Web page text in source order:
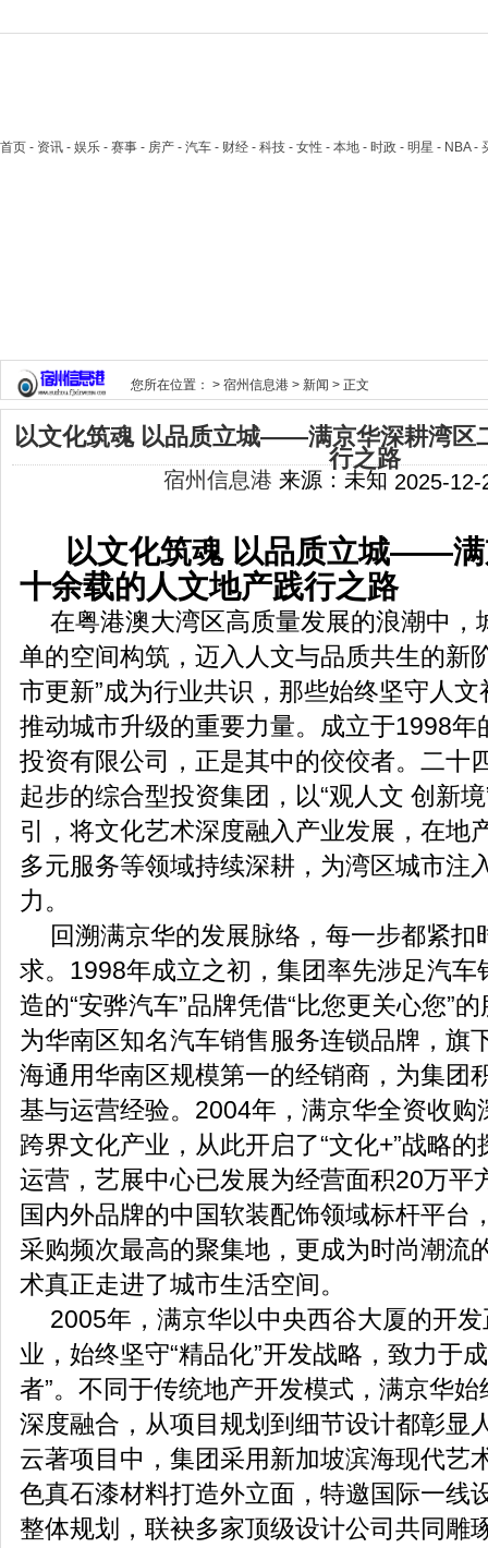
首页 - 资讯 - 娱乐 - 赛事 - 房产 - 汽车 - 财经 - 科技 - 女性 - 本地 - 时政 - 明星 - NBA
您所在位置： > 宿州信息港 > 新闻 > 正文
以文化筑魂 以品质立城——满京华深耕湾区
行之路
宿州信息港 来源：未知 2025-12-
以文化筑魂 以品质立城——满
十余载的人文地产践行之路
在粤港澳大湾区高质量发展的浪潮中，
单的空间构筑，迈入人文与品质共生的新
市更新”成为行业共识，那些始终坚守人
推动城市升级的重要力量。成立于1998年
投资有限公司，正是其中的佼佼者。二十
起步的综合型投资集团，以“观人文 创新
引，将文化艺术深度融入产业发展，在地
多元服务等领域持续深耕，为湾区城市注
力。
回溯满京华的发展脉络，每一步都紧扣
求。1998年成立之初，集团率先涉足汽车
造的“安骅汽车”品牌凭借“比您更关心您”
为华南区知名汽车销售服务连锁品牌，旗
海通用华南区规模第一的经销商，为集团
基与运营经验。2004年，满京华全资收购
跨界文化产业，从此开启了“文化+”战略
运营，艺展中心已发展为经营面积20万平
国内外品牌的中国软装配饰领域标杆平台
采购频次最高的聚集地，更成为时尚潮流
术真正走进了城市生活空间。
2005年，满京华以中央西谷大厦的开
业，始终坚守“精品化”开发战略，致力于
者”。不同于传统地产开发模式，满京华
深度融合，从项目规划到细节设计都彰显
云著项目中，集团采用新加坡滨海现代艺
色真石漆材料打造外立面，特邀国际一线
整体规划，联袂多家顶级设计公司共同雕